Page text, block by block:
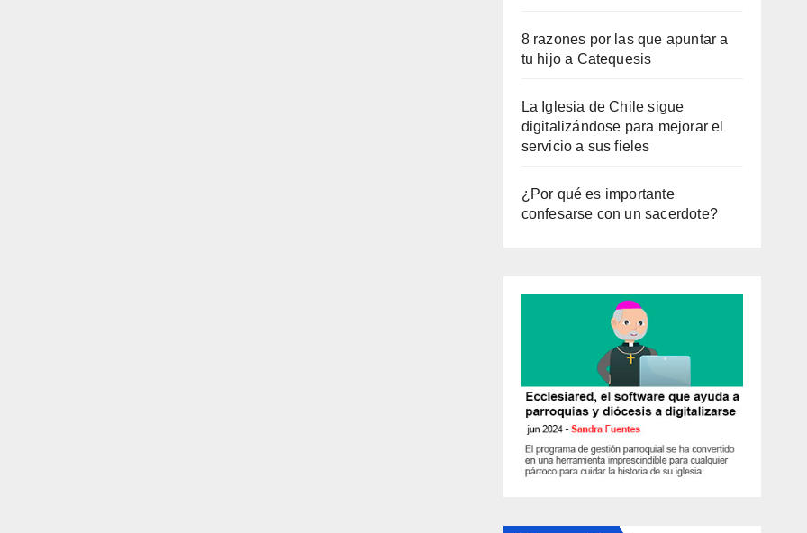
8 razones por las que apuntar a
tu hijo a Catequesis
La Iglesia de Chile sigue
digitalizándose para mejorar el
servicio a sus fieles
¿Por qué es importante
confesarse con un sacerdote?